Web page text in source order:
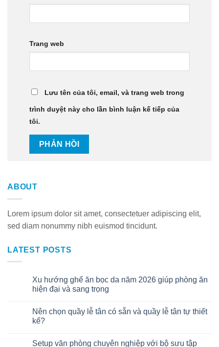
Trang web
Lưu tên của tôi, email, và trang web trong
trình duyệt này cho lần bình luận kế tiếp của
tôi.
ABOUT
Lorem ipsum dolor sit amet, consectetuer adipiscing elit,
sed diam nonummy nibh euismod tincidunt.
LATEST POSTS
Xu hướng ghế ăn bọc da năm 2026 giúp phòng ăn
hiện đại và sang trọng
Nên chọn quầy lễ tân có sẵn và quầy lễ tân tự thiết
kế?
Setup văn phòng chuyên nghiệp với bộ sưu tập